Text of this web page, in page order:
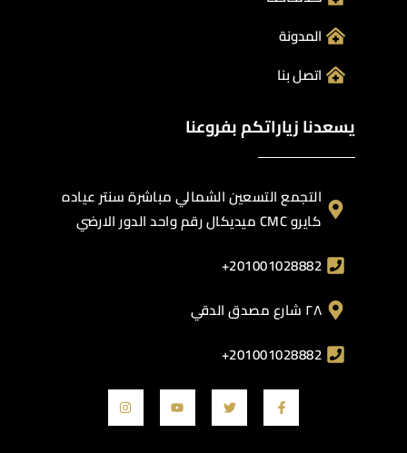
المدونة
اتصل بنا
يسعدنا زياراتكم بفروعنا
التجمع التسعين الشمالي مباشرة سنتر عياده
كايرو CMC ميديكال رقم واحد الدور الارضي
201001028882+
٢٨ شارع مصدق الدقي
201001028882+